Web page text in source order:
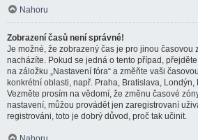
Nahoru
Zobrazení časů není správné!
Je možné, že zobrazený čas je pro jinou časovou
nacházíte. Pokud se jedná o tento případ,
na záložku „Nastavení fóra“ a změňte vaši
konkrétní oblasti, např. Praha, Bratislava, Londýn,
Vezměte prosím na vědomí, že změnu časové
nastavení, můžou provádět jen zaregistrovaní
registrováni, toto je dobrý důvod, proč tak učinit.